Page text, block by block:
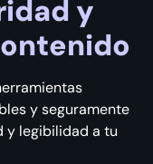
y
y seguramente
y legibilidad a tu